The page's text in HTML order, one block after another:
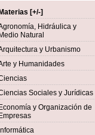
Materias [+/-]
Hidráulica y
Medio Natural
y Urbanismo
y Humanidades
Sociales y Jurídicas
Economía y Organización de
Empresas
Informática